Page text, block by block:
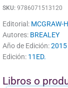
SKU: 9786071513120
Editorial: MCGRAW-
Autores: BREALEY
Año de Edición:2015
Edición: 11ED.
Libros o